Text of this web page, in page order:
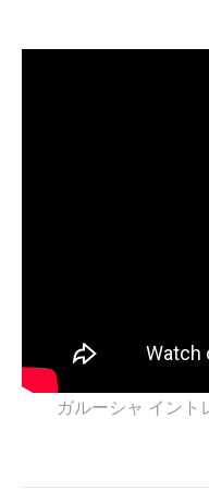
ガルーシャ イント